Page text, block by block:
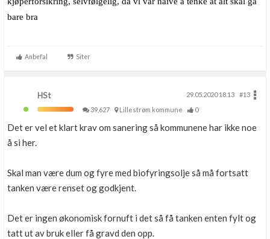
bare bra
Anbefal Siter
HSt 29.05.2020 18.13
#13
39,627
Lillestrøm kommune 0
Det er vel et klart krav om sanering så kommunene har ikke noe
å si her.
Skal man være dum og fyre med biofyringsolje så må fortsatt
tanken være renset og godkjent.
Det er ingen økonomisk fornuft i det så få tanken enten fylt og
tatt ut av bruk eller få gravd den opp.